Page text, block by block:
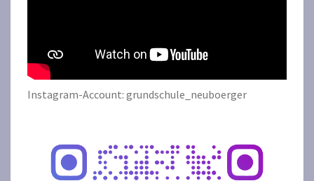
Instagram-Account: grundschule_neuboerger